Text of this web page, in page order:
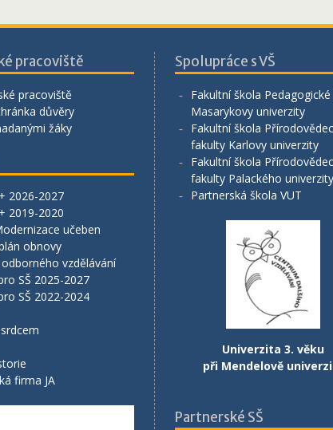
pracoviště
pracoviště
důvěry
žáky
2026-2027
2019-2020
učeben
obnovy
vzdělávání
SŠ 2025-2027
SŠ 2022-2024
firma JA
Spolupráce s VŠ
Fakultní škola
Masarykovy univerzity
Fakultní škola
fakulty Karlovy univerzity
Fakultní škola
fakulty Palackého univerzity
Partnerská škola VUT
Univerzita 3. věku
při Mendelově
Partnerské SŠ